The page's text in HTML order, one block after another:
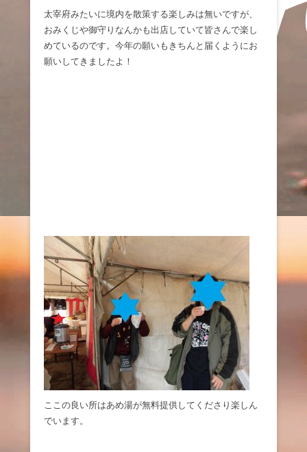
太宰府みたいに境内を散策する楽しみは無いですが、
おみくじや御守りなんかも出店していて皆さんで楽し
めているのです。今年の願いもきちんと届くようにお
願いしてきましたよ！
ここの良い所はあめ湯が無料提供してくださり楽しん
でいます。